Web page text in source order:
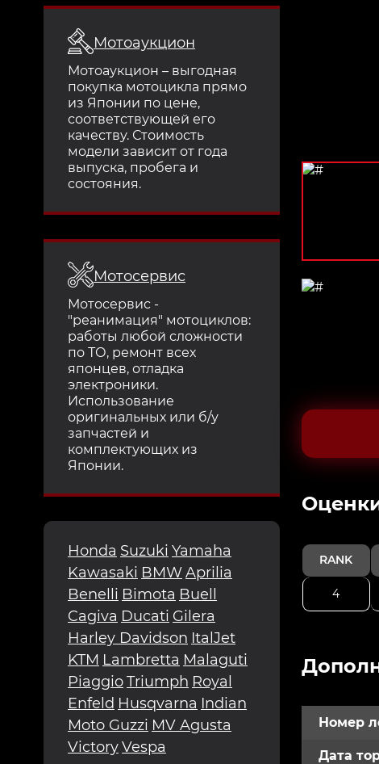
Мотоаукцион
Мотоаукцион – выгодная
покупка мотоцикла прямо
из Японии по цене,
соответствующей его
качеству. Стоимость
модели зависит от года
выпуска, пробега и
состояния.
Мотосервис
Мотосервис -
"реанимация" мотоциклов:
работы любой сложности
по ТО, ремонт всех
японцев, отладка
электроники.
Использование
оригинальных или б/у
запчастей и
комплектующих из
Японии.
Honda Suzuki Yamaha
Kawasaki BMWAprilia
Benelli Bimota Buell
Cagiva Ducati Gilera
Harley Davidson ItalJet
KTM Lambretta Malaguti
PiaggioTriumph Royal
Enfeld Husqvarna Indian
Moto Guzzi MV Agusta
VictoryVespa
RANK
4
Номер
Дата